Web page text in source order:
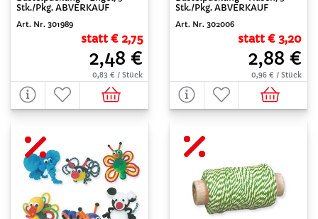
Stk./Pkg. ABVERKAUF
Art. Nr. 301989
statt € 2,75
2,48 €
0,83 € / Stück
Stk./Pkg. ABVERKAUF
Art. Nr. 302006
statt € 3,20
2,88 €
0,96 € / Stück